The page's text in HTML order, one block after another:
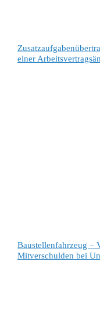
einer
Baustellenfahrzeug –
Mitverschulden bei